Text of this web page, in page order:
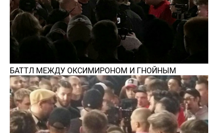
БАТТЛ МЕЖДУ ОКСИМИРОНОМ И ГНОЙНЫМ